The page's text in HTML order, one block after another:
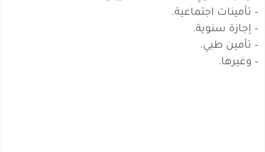
– تأمينات اجتماعية.
– إجازة سنوية.
– تأمين طبي.
– وغيرها.